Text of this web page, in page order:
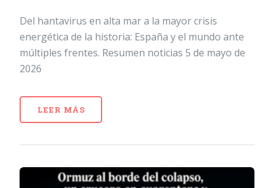
Del hantavirus en alta mar a la mayor crisis
energética de la historia: España y el mundo ante
múltiples frentes. Resumen noticias 5 de mayo de
2026
LEER MÁS